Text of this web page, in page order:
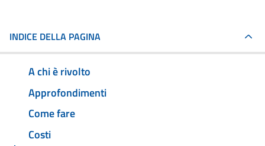
INDICE DELLA PAGINA
A chi è rivolto
Approfondimenti
Come fare
Costi